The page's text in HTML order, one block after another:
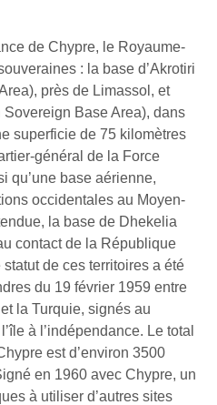
de Chypre, le Royaume-
: la base d’Akrotiri
près de Limassol, et
Base Area), dans
superficie de 75 kilomètres
général de la Force
qu’une base aérienne,
occidentales au Moyen-
la base de Dhekelia
contact de la République
de ces territoires a été
du 19 février 1959 entre
la Turquie, signés au
à l’indépendance. Le total
est d’environ 3500
en 1960 avec Chypre, un
à utiliser d’autres sites